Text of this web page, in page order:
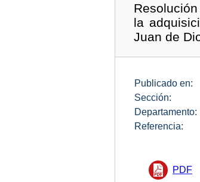
la
Juan de
Publicado en:
Sección:
Departamento:
Referencia:
PDF